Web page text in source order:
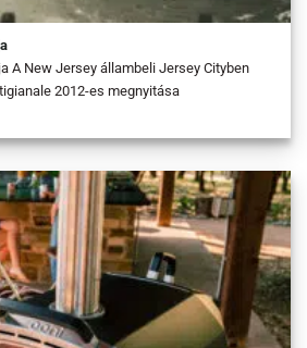
A New Jersey állambeli Jersey Cityben
2012-es megnyitása